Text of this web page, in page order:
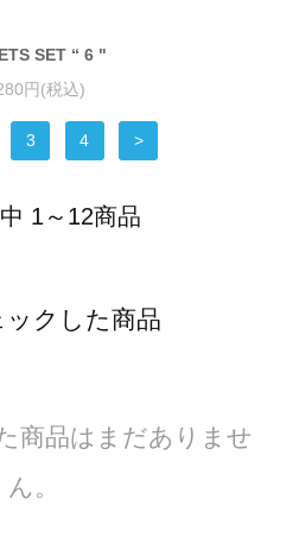
SET “ 6 "
円(税込)
3 4 >
1～12商品
ックした商品
商品はまだありませ
ん。